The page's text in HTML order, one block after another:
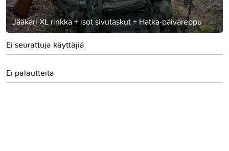
Jääkäri XL rinkka + isot sivutaskut + Hatka-päiväreppu
Ei seurattuja käyttäjiä
Ei palautteita